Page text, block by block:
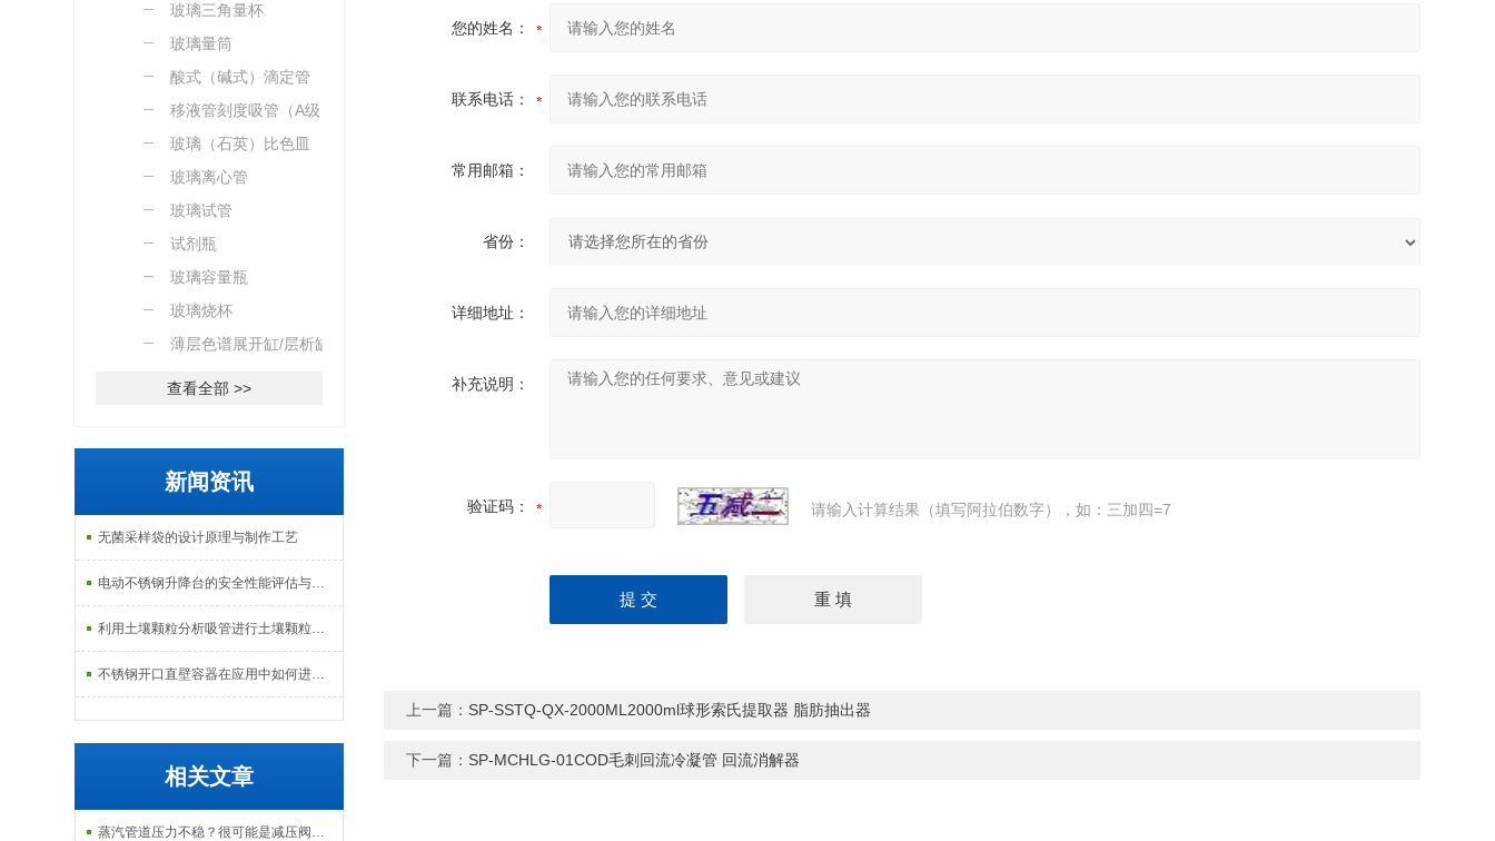
瓶）
玻璃三角量杯
玻璃量筒
酸式（碱式）滴定管
移液管刻度吸管（A级）
玻璃（石英）比色皿
玻璃离心管
玻璃试管
试剂瓶
玻璃容量瓶
玻璃烧杯
薄层色谱展开缸/层析缸
查看全部 >>
新闻资讯
无菌采样袋的设计原理与制作工艺
电动不锈钢升降台的安全性能评估与控制
利用土壤颗粒分析吸管进行土壤颗粒定量分析的研究
不锈钢开口直壁容器在应用中如何进行维护和保养？
相关文章
蒸汽管道压力不稳？很可能是减压阀没选对
您的姓名：
联系电话：
常用邮箱：
省份：
详细地址：
补充说明：
验证码： 请输入计算结果（填写阿拉伯数字），如：三加四=7
上一篇： SP-SSTQ-QX-2000ML2000ml球形索氏提取器 脂肪抽出器
下一篇： SP-MCHLG-01COD毛刺回流冷凝管 回流消解器